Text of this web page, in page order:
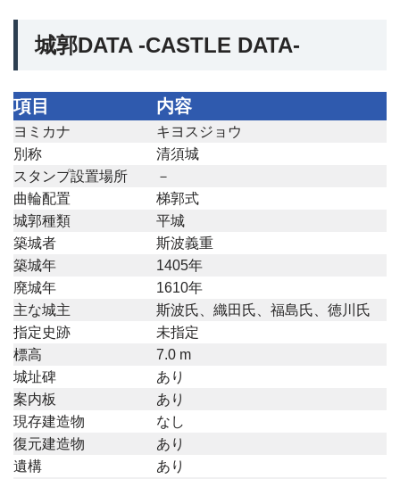
城郭DATA -CASTLE DATA-
項目 内容
ヨミカナ
キヨスジョウ
別称
清須城
スタンプ設置場所
－
曲輪配置
梯郭式
城郭種類
平城
築城者
斯波義重
築城年
1405年
廃城年
1610年
主な城主
斯波氏、織田氏、福島氏、徳川氏
指定史跡
未指定
標高
7.0 m
城址碑
あり
案内板
あり
現存建造物
なし
復元建造物
あり
遺構
あり